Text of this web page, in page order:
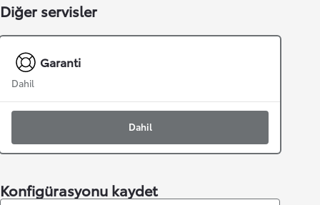
Diğer servisler
Garanti
Dahil
Dahil
Konfigürasyonu kaydet